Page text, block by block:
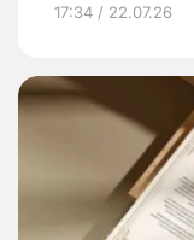
17:34 / 22.07.26